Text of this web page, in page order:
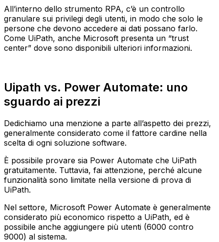
All’interno dello strumento RPA, c’è un controllo
granulare sui privilegi degli utenti, in modo che solo le
persone che devono accedere ai dati possano farlo.
Come UiPath, anche Microsoft presenta un “trust
center” dove sono disponibili ulteriori informazioni.
Uipath vs. Power Automate: uno
sguardo ai prezzi
Dedichiamo una menzione a parte all’aspetto dei prezzi,
generalmente considerato come il fattore cardine nella
scelta di ogni soluzione software.
È possibile provare sia Power Automate che UiPath
gratuitamente. Tuttavia, fai attenzione, perché alcune
funzionalità sono limitate nella versione di prova di
UiPath.
Nel settore, Microsoft Power Automate è generalmente
considerato più economico rispetto a UiPath, ed è
possibile anche aggiungere più utenti (6000 contro
9000) al sistema.